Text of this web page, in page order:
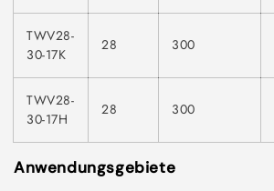
TWV28-
30-17K
28 300
TWV28-
30-17H
28 300
Anwendungsgebiete